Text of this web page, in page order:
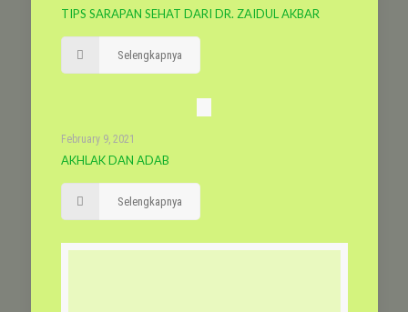
TIPS SARAPAN SEHAT DARI DR. ZAIDUL AKBAR
Selengkapnya
February 9, 2021
AKHLAK DAN ADAB
Selengkapnya